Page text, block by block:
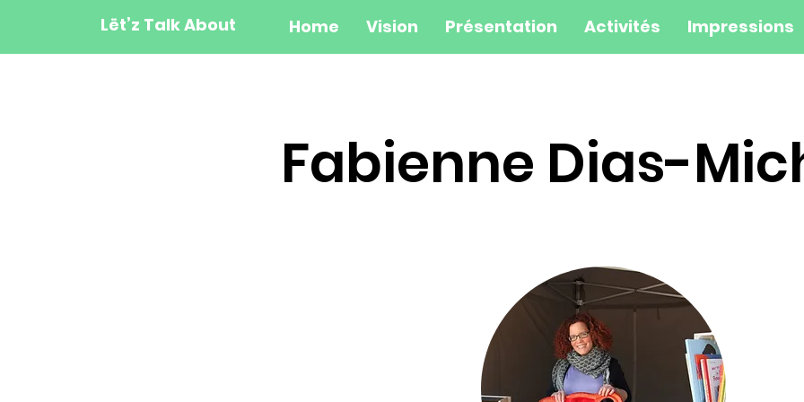
Lët’z Talk About Home Vision Présentation Activités Impressions
Fabienne Dias-